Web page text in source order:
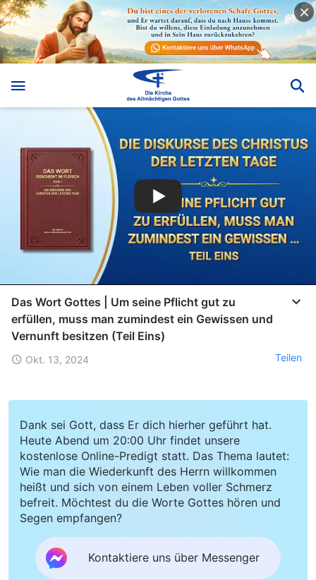
Das Wort Gottes | Um seine Pflicht gut zu
erfüllen, muss man zumindest ein Gewissen und
Vernunft besitzen (Teil Eins)
Okt. 13, 2024 Teilen
Dank sei Gott, dass Er dich hierher geführt hat.
Heute Abend um 20:00 Uhr findet unsere
kostenlose Online-Predigt statt. Das Thema lautet:
Wie man die Wiederkunft des Herrn willkommen
heißt und sich von einem Leben voller Schmerz
befreit. Möchtest du die Worte Gottes hören und
Segen empfangen?
Kontaktiere uns über Messenger